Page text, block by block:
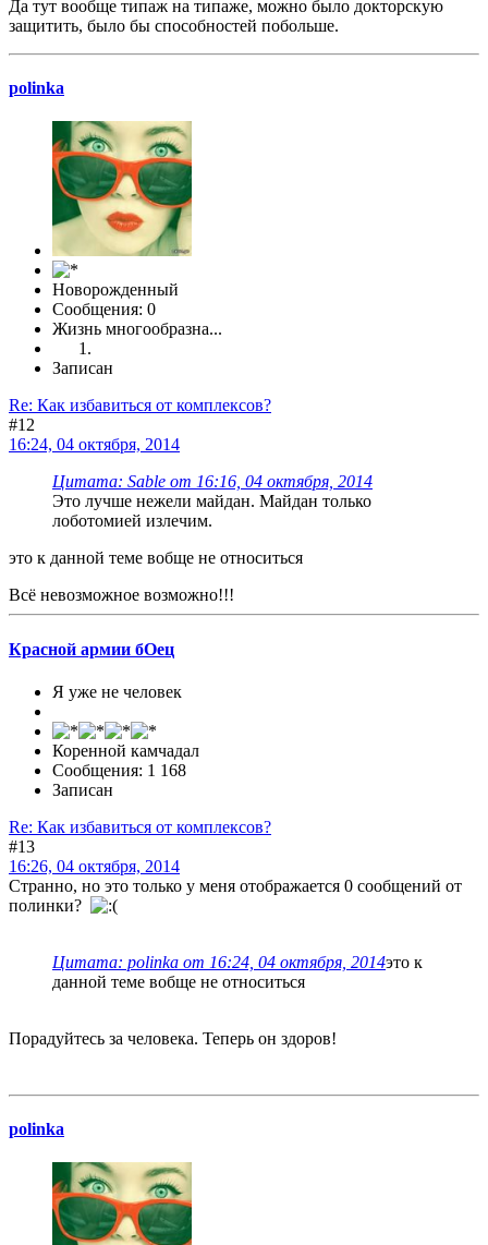
Да тут вообще типаж на типаже, можно было докторскую
защитить, было бы способностей побольше.
polinka
Новорожденный
Сообщения: 0
Жизнь многообразна...
Записан
Re: Как избавиться от комплексов?
#12
16:24, 04 октября, 2014
Цитата: Sable от 16:16, 04 октября, 2014
Это лучше нежели майдан. Майдан только
лоботомией излечим.
это к данной теме вобще не относиться
Всё невозможное возможно!!!
Красной армии бОец
Я уже не человек
Коренной камчадал
Сообщения: 1 168
Записан
Re: Как избавиться от комплексов?
#13
16:26, 04 октября, 2014
Странно, но это только у меня отображается 0 сообщений от
полинки?
Цитата: polinka от 16:24, 04 октября, 2014это к
данной теме вобще не относиться
Порадуйтесь за человека. Теперь он здоров!
polinka